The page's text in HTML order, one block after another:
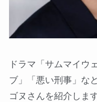
ドラマ「サムマイウ
ブ」「悪い刑事」な
ゴヌさんを紹介します